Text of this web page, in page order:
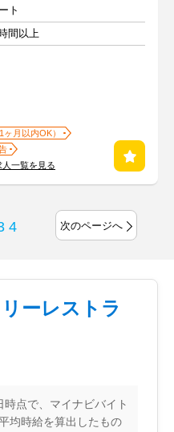
ト
間以上
ヶ月以内OK）
一覧を見る
4 次のページへ
ーレストラ
点で、マイナビバイト
均時給を算出したもの